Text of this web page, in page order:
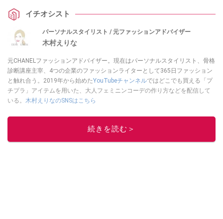
イチオシスト
パーソナルスタイリスト / 元ファッションアドバイザー
木村えりな
元CHANELファッションアドバイザー。現在はパーソナルスタイリスト、骨格
診断講座主宰、4つの企業のファッションライターとして365日ファッション
と触れ合う。2019年から始めたYouTubeチャンネルではどこでも買える「プ
チプラ」アイテムを用いた、大人フェミニンコーデの作り方などを配信して
いる。 木村えりなのSNSはこちら
このイチオシストの他の記事を読む
続きを読む＞